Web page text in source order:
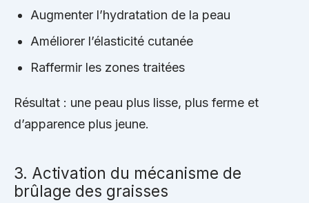
Augmenter l’hydratation de la peau
Améliorer l’élasticité cutanée
Raffermir les zones traitées
Résultat : une peau plus lisse, plus ferme et
d’apparence plus jeune.
3. Activation du mécanisme de
brûlage des graisses